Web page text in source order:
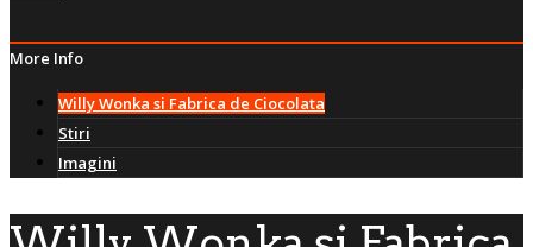
More Info
Willy Wonka si Fabrica de Ciocolata
Stiri
Imagini